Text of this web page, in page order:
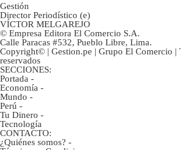
Gestión
Director Periodístico (e)
VÍCTOR MELGAREJO
© Empresa Editora El Comercio S.A.
Calle Paracas #532, Pueblo Libre, Lima.
Copyright© | Gestion.pe | Grupo El Comercio |
reservados
SECCIONES:
Portada -
Economía -
Mundo -
Perú -
Tu Dinero -
Tecnología
CONTACTO:
¿Quiénes somos? -